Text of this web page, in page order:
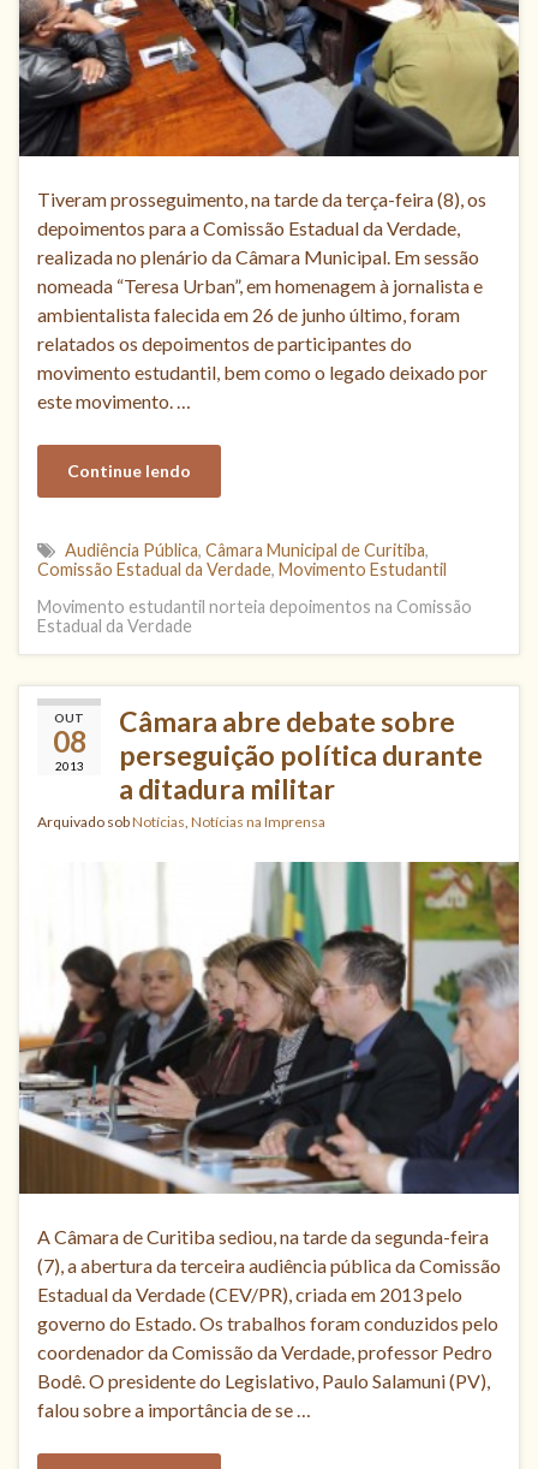
Tiveram prosseguimento, na tarde da terça-feira (8), os
depoimentos para a Comissão Estadual da Verdade,
realizada no plenário da Câmara Municipal. Em sessão
nomeada “Teresa Urban”, em homenagem à jornalista e
ambientalista falecida em 26 de junho último, foram
relatados os depoimentos de participantes do
movimento estudantil, bem como o legado deixado por
este movimento. …
Continue lendo
Audiência Pública, Câmara Municipal de Curitiba,
Comissão Estadual da Verdade, Movimento Estudantil
Movimento estudantil norteia depoimentos na Comissão
Estadual da Verdade
OUT
08
2013
Câmara abre debate sobre
perseguição política durante
a ditadura militar
Arquivado sobNotícias Notícias na Imprensa
A Câmara de Curitiba sediou, na tarde da segunda-feira
(7), a abertura da terceira audiência pública da Comissão
Estadual da Verdade (CEV/PR), criada em 2013 pelo
governo do Estado. Os trabalhos foram conduzidos pelo
coordenador da Comissão da Verdade, professor Pedro
Bodê. O presidente do Legislativo, Paulo Salamuni (PV),
falou sobre a importância de se …